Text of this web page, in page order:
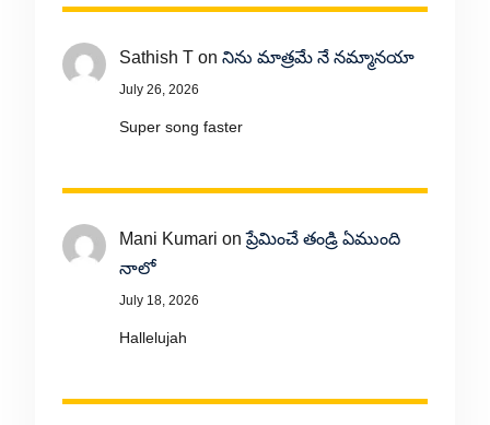
Sathish Ton నిను మాత్రమే నే నమ్మానయా
July 26, 2026
Super song faster
Mani Kumari onప్రేమించే తండ్రి ఏముంది
నాలో
July 18, 2026
Hallelujah